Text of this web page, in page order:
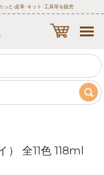
っと‐皮革･キット･工具等を販売
全11色 118ml